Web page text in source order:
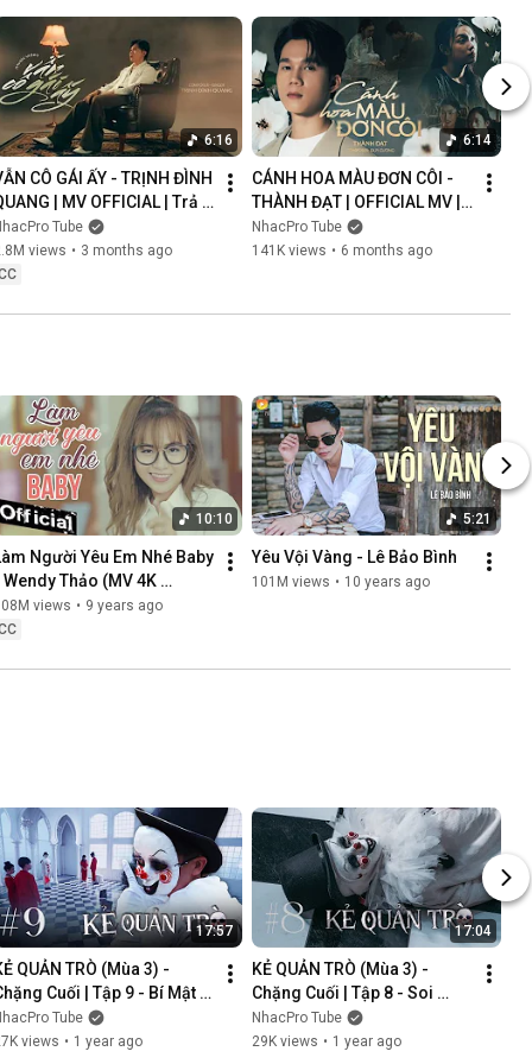
6:16
CÔ GÁI ẤY - TRỊNH ĐÌNH
| MV OFFICIAL | Trả
Em Quá Khứ Đau Lòng
Lỗi Vì Làm Em Khóc
Tube
views • 3 months ago
6:14
CÁNH HOA MÀU ĐƠN CÔI -
THÀNH ĐẠT | OFFICIAL MV |
Anh Nghĩ Chắc Là Ý Trời
Nhưng Buồn Lắm Người Ơi...
NhacPro Tube
141K views • 6 months ago
10:10
Người Yêu Em Nhé Baby
Wendy Thảo (MV 4K
views • 9 years ago
5:21
Yêu Vội Vàng - Lê Bảo Bình
101M views • 10 years ago
17:57
QUẢN TRÒ (Mùa 3) -
Cuối | Tập 9 - Bí Mật
| GAME CUNG HOÀNG
|| Web Drama 2025
Tube
views • 1 year ago
17:04
KẺ QUẢN TRÒ (Mùa 3) -
Chặng Cuối | Tập 8 - Soi
Cung | GAME CUNG HOÀNG
ĐẠO || Web Drama 2025
NhacPro Tube
29K views • 1 year ago